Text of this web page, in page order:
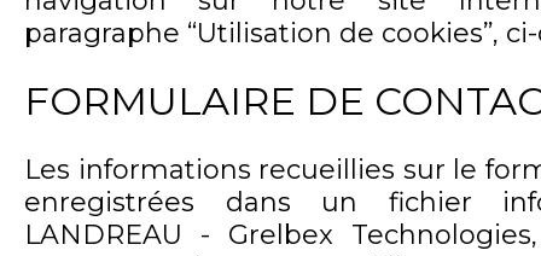
paragraphe “Utilisation de cookies”,
FORMULAIRE DE
Les informations recueillies sur le
enregistrées dans un fichier
LANDREAU - Grelbex